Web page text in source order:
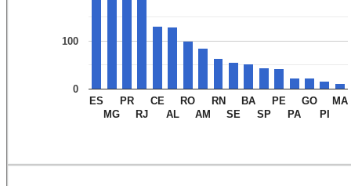
ES
MG
PR
RJ
CE
AL
RO
AM
RN
SE
BA
SP
PE
PA
GO
PI
MA
0
100